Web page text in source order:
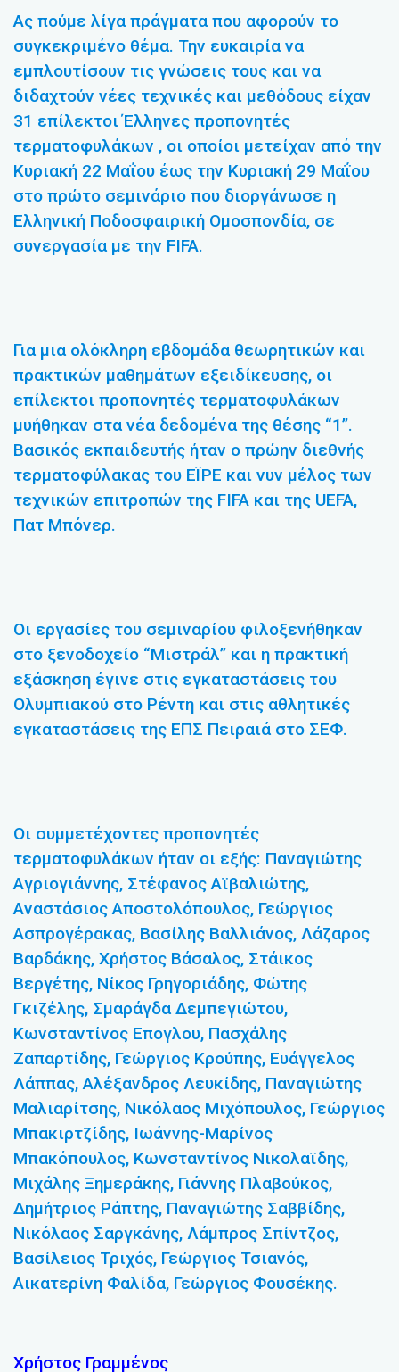
Ας πούμε λίγα πράγματα που αφορούν το
συγκεκριμένο θέμα. Την ευκαιρία να
εμπλουτίσουν τις γνώσεις τους και να
διδαχτούν νέες τεχνικές και μεθόδους είχαν
31 επίλεκτοι Έλληνες προπονητές
τερματοφυλάκων , οι οποίοι μετείχαν από την
Κυριακή 22 Μαΐου έως την Κυριακή 29 Μαΐου
στο πρώτο σεμινάριο που διοργάνωσε η
Ελληνική Ποδοσφαιρική Ομοσπονδία, σε
συνεργασία με την FIFA.
Για μια ολόκληρη εβδομάδα θεωρητικών και
πρακτικών μαθημάτων εξειδίκευσης, οι
επίλεκτοι προπονητές τερματοφυλάκων
μυήθηκαν στα νέα δεδομένα της θέσης “1”.
Βασικός εκπαιδευτής ήταν ο πρώην διεθνής
τερματοφύλακας του ΕΪΡΕ και νυν μέλος των
τεχνικών επιτροπών της FIFA και της UEFA,
Πατ Μπόνερ.
Οι εργασίες του σεμιναρίου φιλοξενήθηκαν
στο ξενοδοχείο “Μιστράλ” και η πρακτική
εξάσκηση έγινε στις εγκαταστάσεις του
Ολυμπιακού στο Ρέντη και στις αθλητικές
εγκαταστάσεις της ΕΠΣ Πειραιά στο ΣΕΦ.
Οι συμμετέχοντες προπονητές
τερματοφυλάκων ήταν οι εξής: Παναγιώτης
Αγριογιάννης, Στέφανος Αϊβαλιώτης,
Αναστάσιος Αποστολόπουλος, Γεώργιος
Ασπρογέρακας, Βασίλης Βαλλιάνος, Λάζαρος
Βαρδάκης, Χρήστος Βάσαλος, Στάικος
Βεργέτης, Νίκος Γρηγοριάδης, Φώτης
Γκιζέλης, Σμαράγδα Δεμπεγιώτου,
Κωνσταντίνος Επογλου, Πασχάλης
Ζαπαρτίδης, Γεώργιος Κρούπης, Ευάγγελος
Λάππας, Αλέξανδρος Λευκίδης, Παναγιώτης
Μαλιαρίτσης, Νικόλαος Μιχόπουλος, Γεώργιος
Μπακιρτζίδης, Ιωάννης-Μαρίνος
Μπακόπουλος, Κωνσταντίνος Νικολαϊδης,
Μιχάλης Ξημεράκης, Γιάννης Πλαβούκος,
Δημήτριος Ράπτης, Παναγιώτης Σαββίδης,
Νικόλαος Σαργκάνης, Λάμπρος Σπίντζος,
Βασίλειος Τριχός, Γεώργιος Τσιανός,
Αικατερίνη Φαλίδα, Γεώργιος Φουσέκης.
Χρήστος Γραμμένος